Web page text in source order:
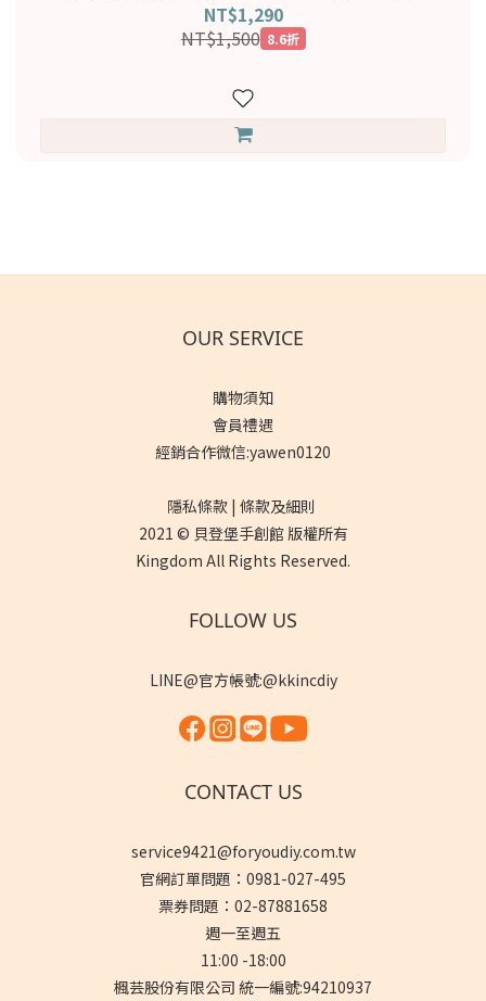
NT$1,290
NT$1,500 8.6折
OUR SERVICE
購物須知
會員禮遇
經銷合作微信:yawen0120
隱私條款 | 條款及細則
2021 © 貝登堡手創館 版權所有
Kingdom All Rights Reserved.
FOLLOW US
LINE@官方帳號:@kkincdiy
CONTACT US
service9421@foryoudiy.com.tw
官網訂單問題：0981-027-495
票券問題：02-87881658
週一至週五
11:00 -18:00
楓芸股份有限公司 統一編號:94210937